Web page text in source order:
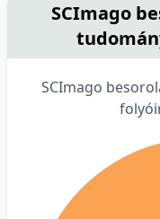
SCImago
SCImago